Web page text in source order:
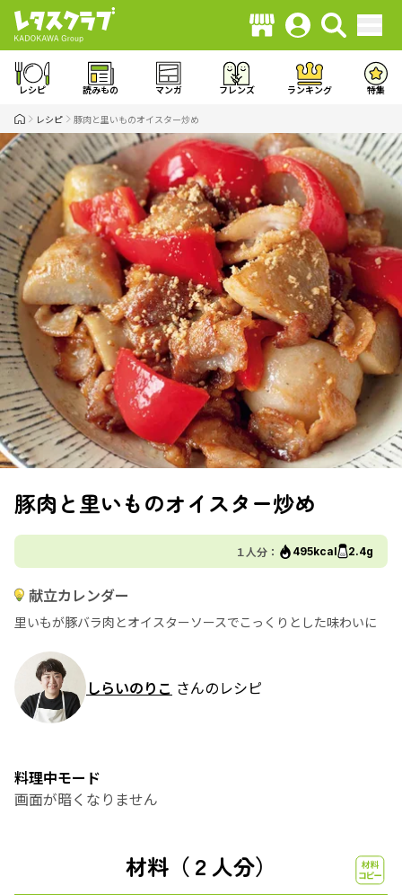
レシピ 読みもの マンガ フレンズ ランキング 特集
レシピ 豚肉と里いものオイスター炒め
豚肉と里いものオイスター炒め
１人分： 495kcal 2.4g
献立カレンダー
里いもが豚バラ肉とオイスターソースでこっくりとした味わいに
しらいのりこ さんのレシピ
料理中モード
画面が暗くなりません
材料（２人分）